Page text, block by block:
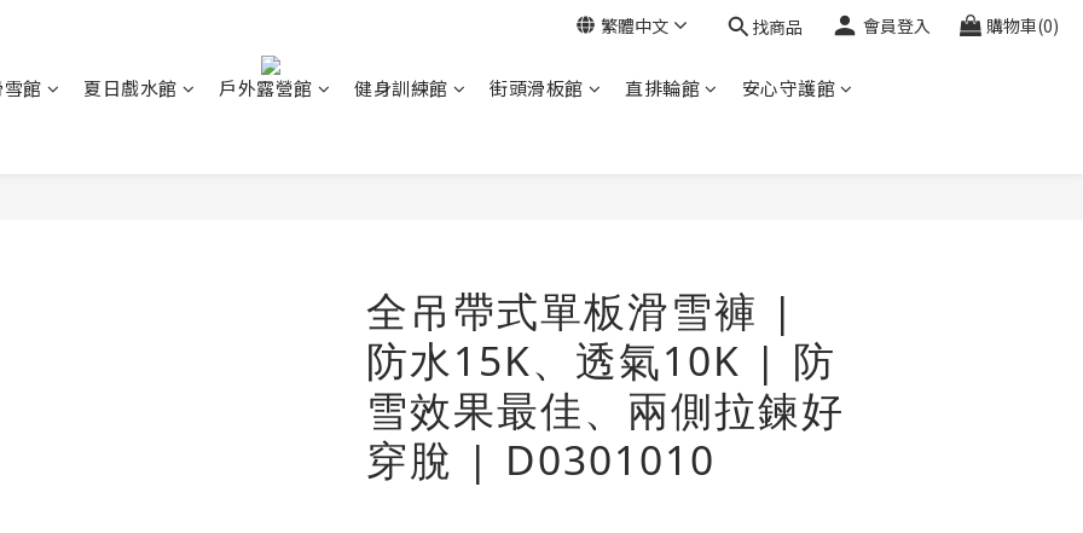
繁體中文 找商品 會員登入 購物車(0)
館 夏日戲水館 戶外露營館 健身訓練館 街頭滑板館 直排輪館 安心守護館
全吊帶式單板滑雪褲 |
防水15K、透氣10K | 防
雪效果最佳、兩側拉鍊好
穿脫 | D0301010